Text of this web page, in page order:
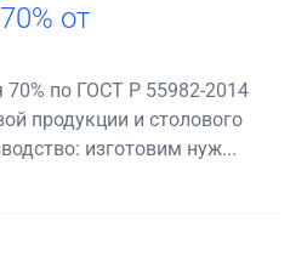
от
70% по ГОСТ Р 55982-2014
продукции и столового
изготовим нуж...